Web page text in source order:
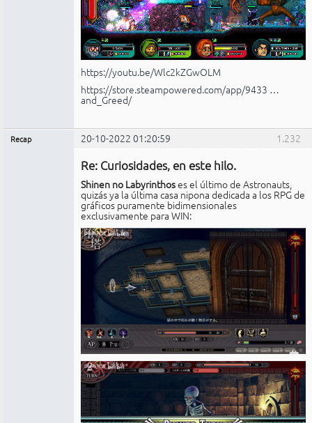
https://youtu.be/Wlc2kZGwOLM
https://store.steampowered.com/app/9433 …
and_Greed/
1.232
Recap 20-10-2022 01:20:59
Re: Curiosidades, en este hilo.
Shinen no Labyrinthoses el último de Astronauts,
quizás ya la última casa nipona dedicada a los RPG de
gráficos puramente bidimensionales
exclusivamente para WIN: